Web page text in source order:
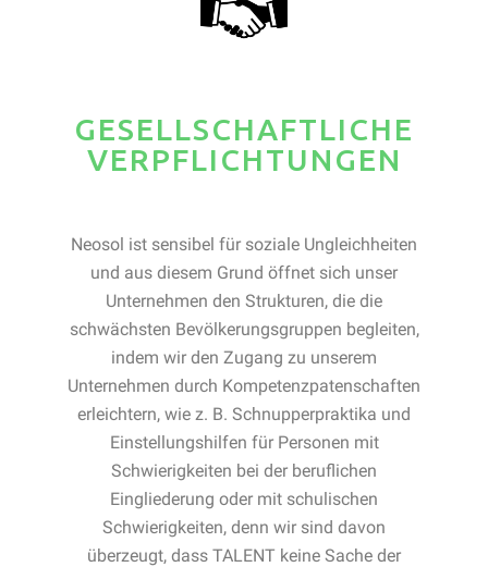
GESELLSCHAFTLICHE
VERPFLICHTUNGEN
Neosol ist sensibel für soziale Ungleichheiten
und aus diesem Grund öffnet sich unser
Unternehmen den Strukturen, die die
schwächsten Bevölkerungsgruppen begleiten,
indem wir den Zugang zu unserem
Unternehmen durch Kompetenzpatenschaften
erleichtern, wie z. B. Schnupperpraktika und
Einstellungshilfen für Personen mit
Schwierigkeiten bei der beruflichen
Eingliederung oder mit schulischen
Schwierigkeiten, denn wir sind davon
überzeugt, dass TALENT keine Sache der